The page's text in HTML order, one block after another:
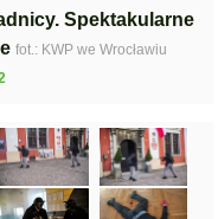
Spektakularne
fot.: KWP we Wrocławiu